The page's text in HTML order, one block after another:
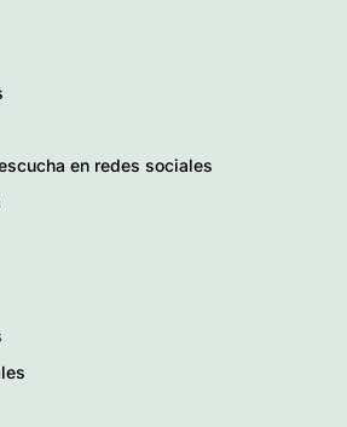
en redes sociales